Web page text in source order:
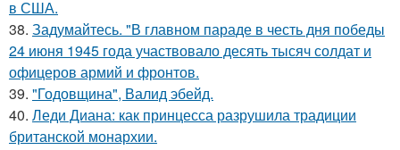
в США.
38. Задумайтесь. "В главном параде в честь дня победы
24 июня 1945 года участвовало десять тысяч солдат и
офицеров армий и фронтов.
39. "Годовщина", Валид эбейд.
40. Леди Диана: как принцесса разрушила традиции
британской монархии.